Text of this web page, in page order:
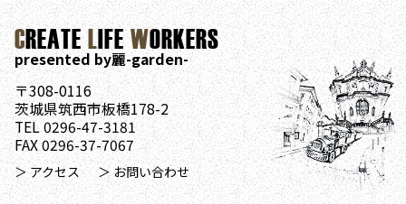
CREATELIFEWORKERS
presented by麗-garden-
〒308-0116
茨城県筑西市板橋178-2
TEL 0296-47-3181
FAX 0296-37-7067
＞ アクセス ＞ お問い合わせ